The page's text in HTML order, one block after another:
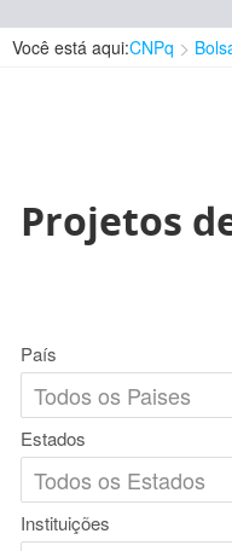
Você está aqui:CNPq
Projetos
País
Estados
Instituições